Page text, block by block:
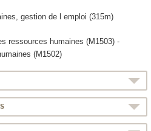
gestion de l emploi (315m)
ressources humaines (M1503) -
(M1502)